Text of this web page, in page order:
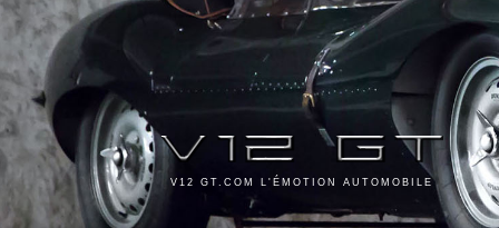
V12 GT.COM L'ÉMOTION AUTOMOBILE